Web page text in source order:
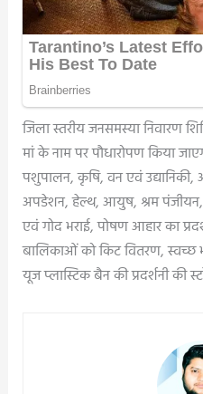
जिला स्तरीय जनसमस्या निवारण
मां के नाम पर पौधारोपण किया
पशुपालन, कृषि, वन एवं उद्यानिकी,
अपडेशन, हेल्थ, आयुष, श्रम पंजीयन,
एवं गोद भराई, पोषण आहार का
बालिकाओं को किट वितरण,
यूज प्लास्टिक बैन की प्रदर्शनी की